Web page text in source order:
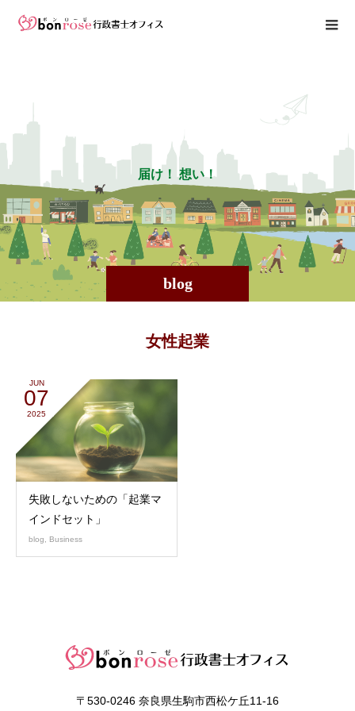
blog
届け ！ 想い！
女性起業
JUN
07
2025
失敗しないための「起業マ
インドセット」
blog, Business
〒530-0246 奈良県生駒市西松ケ丘11-16